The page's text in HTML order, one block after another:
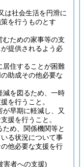
は社会生活を円滑に
を行うものとす
むための家事等の支
提供されるよう必
居住することが困難
助成その他必要な
減を図るため、一時
を行うこと。
早期に軽減し、又
援を行うこと。
め、関係機関等と
る状況について事
他必要な支援を行
害者への支援)